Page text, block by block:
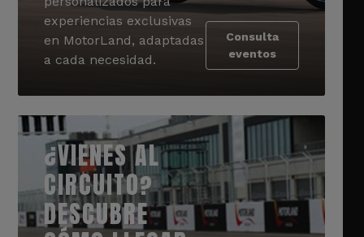
experiencias exclusivas
en MotorLand, adaptadas
a cada necesidad.
Consulta
eventos
¿VIENES AL
CIRCUITO?
DESCUBRE